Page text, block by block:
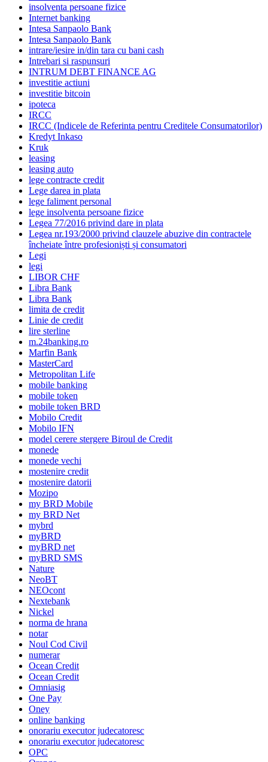
insolventa persoane fizice
Internet banking
Intesa Sanpaolo Bank
Intesa Sanpaolo Bank
intrare/iesire in/din tara cu bani cash
Intrebari si raspunsuri
INTRUM DEBT FINANCE AG
investitie actiuni
investitie bitcoin
ipoteca
IRCC
IRCC (Indicele de Referinta pentru Creditele Consumatorilor)
Kredyt Inkaso
Kruk
leasing
leasing auto
lege contracte credit
Lege darea in plata
lege faliment personal
lege insolventa persoane fizice
Legea 77/2016 privind dare in plata
Legea nr.193/2000 privind clauzele abuzive din contractele
încheiate între profesioniști și consumatori
Legi
legi
LIBOR CHF
Libra Bank
Libra Bank
limita de credit
Linie de credit
lire sterline
m.24banking.ro
Marfin Bank
MasterCard
Metropolitan Life
mobile banking
mobile token
mobile token BRD
Mobilo Credit
Mobilo IFN
model cerere stergere Biroul de Credit
monede
monede vechi
mostenire credit
mostenire datorii
Mozipo
my BRD Mobile
my BRD Net
mybrd
myBRD
myBRD net
myBRD SMS
Nature
NeoBT
NEOcont
Nextebank
Nickel
norma de hrana
notar
Noul Cod Civil
numerar
Ocean Credit
Ocean Credit
Omniasig
One Pay
Oney
online banking
onorariu executor judecatoresc
onorariu executor judecatoresc
OPC